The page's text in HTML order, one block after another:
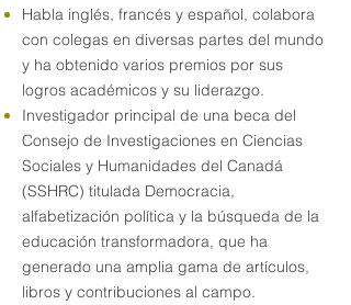
Habla inglés, francés y español, colabora
con colegas en diversas partes del mundo
y ha obtenido varios premios por sus
logros académicos y su liderazgo.
Investigador principal de una beca del
Consejo de Investigaciones en Ciencias
Sociales y Humanidades del Canadá
(SSHRC) titulada Democracia,
alfabetización política y la búsqueda de la
educación transformadora, que ha
generado una amplia gama de artículos,
libros y contribuciones al campo.